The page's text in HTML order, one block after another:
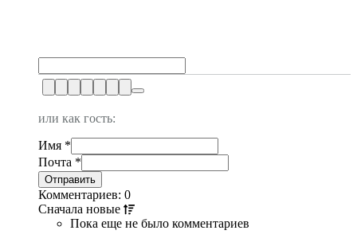
или как гость:
Имя *
Почта *
Комментариев: 0
Сначала новые
Пока еще не было комментариев